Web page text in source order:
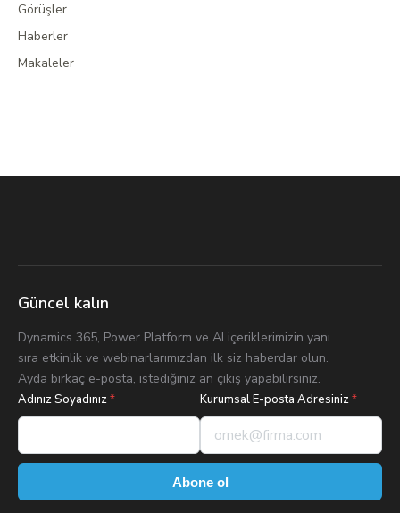
Görüşler
Haberler
Makaleler
Güncel kalın
Dynamics 365, Power Platform ve AI içeriklerimizin yanı
sıra etkinlik ve webinarlarımızdan ilk siz haberdar olun.
Ayda birkaç e-posta, istediğiniz an çıkış yapabilirsiniz.
Adınız Soyadınız* Kurumsal E-posta Adresiniz*
Abone ol